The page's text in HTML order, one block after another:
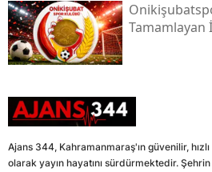
Tamamlayan
Ajans 344, Kahramanmaraş'ın güvenilir,
olarak yayın hayatını sürdürmektedir.